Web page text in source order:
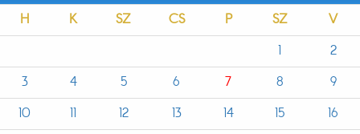
H K SZ CS P SZ
V
1
2
3
4 5 6 7 8
9
10
11 12 13 14 15
16